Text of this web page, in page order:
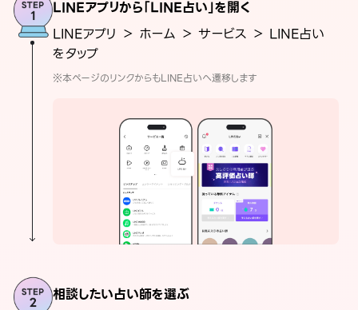
LINEアプリから「LINE占い」を開く
LINEアプリ ＞ ホーム ＞ サービス ＞ LINE占い
をタップ
※本ページのリンクからもLINE占いへ遷移します
相談したい占い師を選ぶ